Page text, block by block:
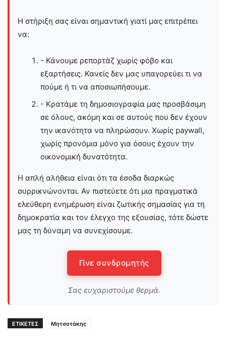
Η στήριξη σας είναι σημαντική γιατί μας επιτρέπει
να:
- Κάνουμε ρεπορτάζ χωρίς φόβο και
εξαρτήσεις. Κανείς δεν μας υπαγορεύει τι να
πούμε ή τι να αποσιωπήσουμε.
- Κρατάμε τη δημοσιογραφία μας προσβάσιμη
σε όλους, ακόμη και σε αυτούς που δεν έχουν
την ικανότητα να πληρώσουν. Χωρίς paywall,
χωρίς προνόμια μόνο για όσους έχουν την
οικονομική δυνατότητα.
Η απλή αλήθεια είναι ότι τα έσοδα διαρκώς
συρρικνώνονται. Αν πιστεύετε ότι μια πραγματικά
ελεύθερη ενημέρωση είναι ζωτικής σημασίας για τη
δημοκρατία και τον έλεγχο της εξουσίας, τότε δώστε
μας τη δύναμη να συνεχίσουμε.
Γίνε συνδρομητής
Σας ευχαριστούμε θερμά.
ΕΤΙΚΕΤΕΣ Μητσοτάκης